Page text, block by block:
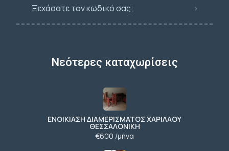
Ξεχάσατε τον κωδικό σας;
Νεότερες καταχωρίσεις
ΕΝΟΙΚΙΑΣΗ ΔΙΑΜΕΡΙΣΜΑΤΟΣ ΧΑΡΙΛΑΟΥ
ΘΕΣΣΑΛΟΝΙΚΗ
€600 /μήνα